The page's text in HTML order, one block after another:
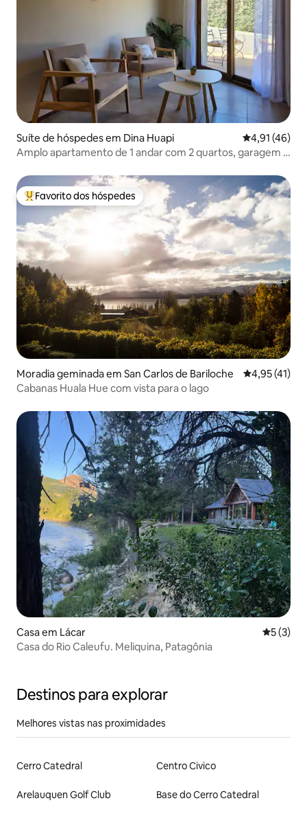
Suíte de hóspedes em Dina Huapi Classificação
4,91 (46)
Amplo apartamento de 1 andar com 2 quartos, garagem e
Favoritos dos hóspedes mais apreciados
Favorito dos hóspedes
Moradia geminada em San Carlos de Bariloche
4,95 (41)
Cabanas Huala Hue com vista para o lago
Casa em Lácar
5 (3)
Casa do Rio Caleufu. Meliquina, Patagônia
Destinos para explorar
Melhores vistas nas proximidades
Cerro Catedral Centro Civico
Arelauquen Golf Club Base do Cerro Catedral